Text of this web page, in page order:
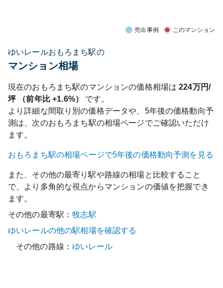
売出事例 このマンション
ゆいレールおもろまち駅の
マンション相場
現在のおもろまち駅のマンションの価格相場は 224万円/
坪 （前年比+1.6%）
です。
より詳細な間取り別の価格データや、5年後の価格動向予
測は、次のおもろまち駅の相場ページでご確認いただけ
ます。
おもろまち駅の相場ページで5年後の価格動向予測を見る
また、その他の最寄り駅や路線の相場と比較すること
で、より多角的な視点からマンションの価値を把握でき
ます。
その他の最寄駅：牧志駅
ゆいレールの他の駅相場を確認する
その他の路線： ゆいレール